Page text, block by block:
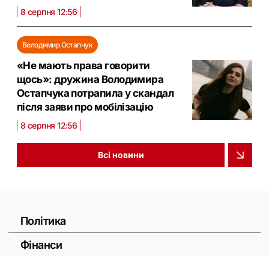
8 серпня 12:56
Володимир Остапчук
«Не мають права говорити
щось»: дружина Володимира
Остапчука потрапила у скандал
після заяви про мобілізацію
8 серпня 12:56
Всі новини
Політика
Фінанси